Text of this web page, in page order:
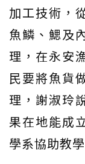
加工技術，
魚鱗、鰓及
理，在永安
民要將魚貨
理，謝淑玲
果在地能成
學系協助教